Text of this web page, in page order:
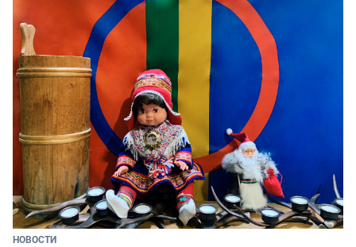
НОВОСТИ